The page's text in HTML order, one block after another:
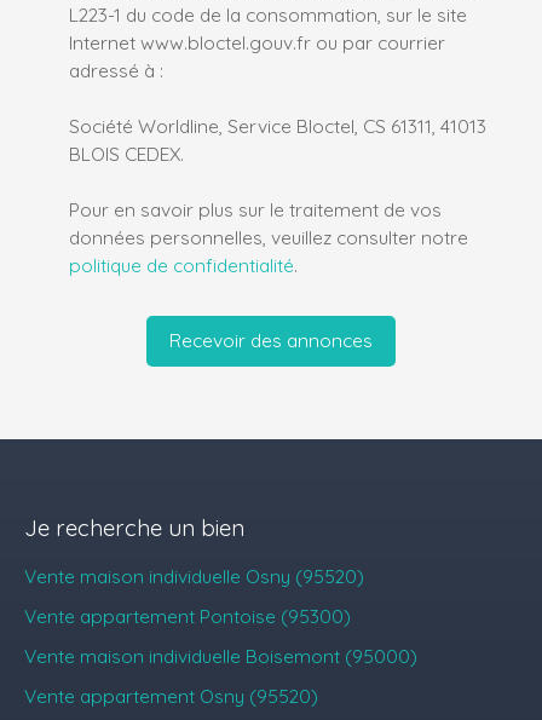
L223-1 du code de la consommation, sur le site
Internet www.bloctel.gouv.fr ou par courrier
adressé à :
Société Worldline, Service Bloctel, CS 61311, 41013
BLOIS CEDEX.
Pour en savoir plus sur le traitement de vos
données personnelles, veuillez consulter notre
politique de confidentialité.
Recevoir des annonces
Je recherche un bien
Vente maison individuelle Osny (95520)
Vente appartement Pontoise (95300)
Vente maison individuelle Boisemont (95000)
Vente appartement Osny (95520)